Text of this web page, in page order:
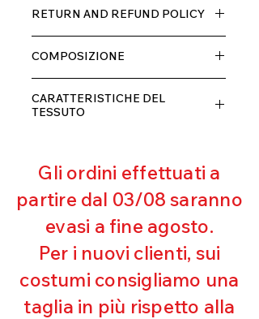
di elastane, molto comodo per chi lo
indossa grazia alla sua elastcità, in
doppio strato con fodera.
RETURN AND REFUND POLICY
entro 10 giorni dal ricevimento,
rimborseremo il cliente, escluse le
spese di spedizione, non appena
riceveremo la merce resa ed
COMPOSIZIONE
20% ELASTANE
CARATTERISTICHE DEL
TESSUTO
Resistente al pilling
Eccellente protezione dai raggi
UV
Ottima copertura
Ultra cloro resistente
Mantenimento della forma
Perfetta vestibilità
Asciugatura rapida
Bielastico
Gli ordini effettuati a
partire dal 03/08 saranno
evasi a fine agosto.
Per i nuovi clienti, sui
costumi consigliamo una
taglia in più rispetto alla